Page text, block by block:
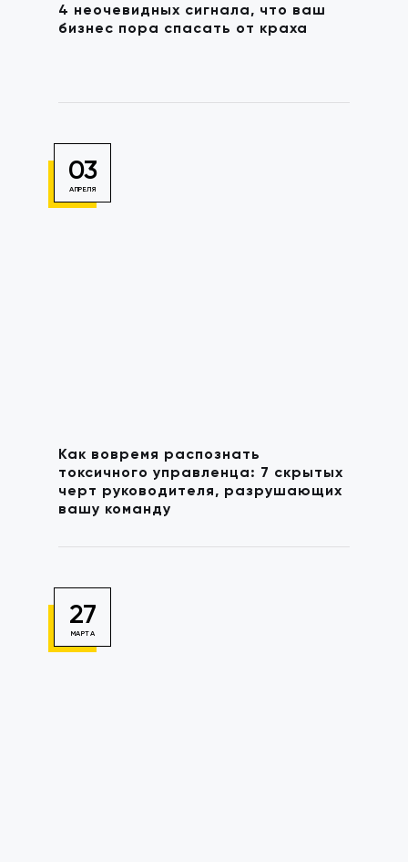
4 неочевидных сигнала, что ваш
бизнес пора спасать от краха
03
АПРЕЛЯ
Как вовремя распознать
токсичного управленца: 7 скрытых
черт руководителя, разрушающих
вашу команду
27
МАРТА